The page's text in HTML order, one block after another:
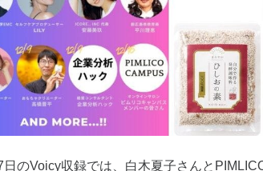
日のVoicy収録では、白木夏子さんと